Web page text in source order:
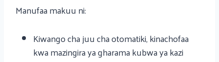
Manufaa makuu ni:
Kiwango cha juu cha otomatiki, kinachofaa
kwa mazingira ya gharama kubwa ya kazi